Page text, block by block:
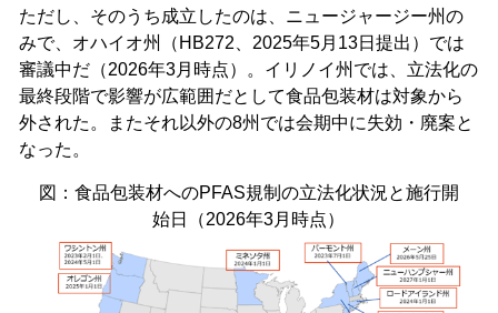
ただし、そのうち成立したのは、ニュージャージー州の
みで、オハイオ州（HB272、2025年5月13日提出）では
審議中だ（2026年3月時点）。イリノイ州では、立法化の
最終段階で影響が広範囲だとして食品包装材は対象から
外された。またそれ以外の8州では会期中に失効・廃案と
なった。
図：食品包装材へのPFAS規制の立法化状況と施行開
始日（2026年3月時点）